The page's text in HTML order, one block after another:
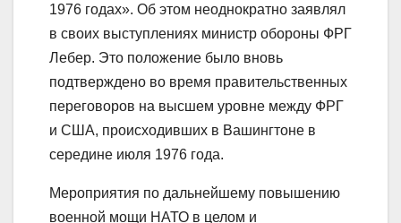
1976 годах». Об этом неоднократно заявлял
в своих выступлениях министр обороны ФРГ
Лебер. Это положение было вновь
подтверждено во время правительственных
переговоров на высшем уровне между ФРГ
и США, происходивших в Вашингтоне в
середине июля 1976 года.
Мероприятия по дальнейшему повышению
военной мощи НАТО в целом и